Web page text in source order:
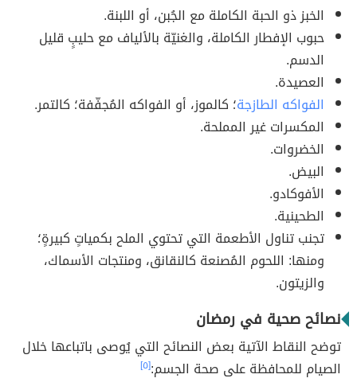
الخبز ذو الحبة الكاملة مع الجُبن، أو اللبنة.
حبوب الإفطار الكاملة، والغنيّة بالألياف مع حليبٍ قليل
الدسم.
العصيدة.
الفواكه الطازجة؛ كالموز، أو الفواكه المُجفّفة؛ كالتمر.
المكسرات غير المملحة.
الخضروات.
البيض.
الأفوكادو.
الطحينية.
تجنب تناول الأطعمة التي تحتوي الملح بكمياتٍ كبيرةٍ؛
ومنها: اللحوم المُصنعة كالنقانق، ومنتجات الأسماك،
والزيتون.
نصائح صحية في رمضان
توضح النقاط الآتية بعض النصائح التي يُوصى باتباعها خلال
الصيام للمحافظة على صحة الجسم:[٥]